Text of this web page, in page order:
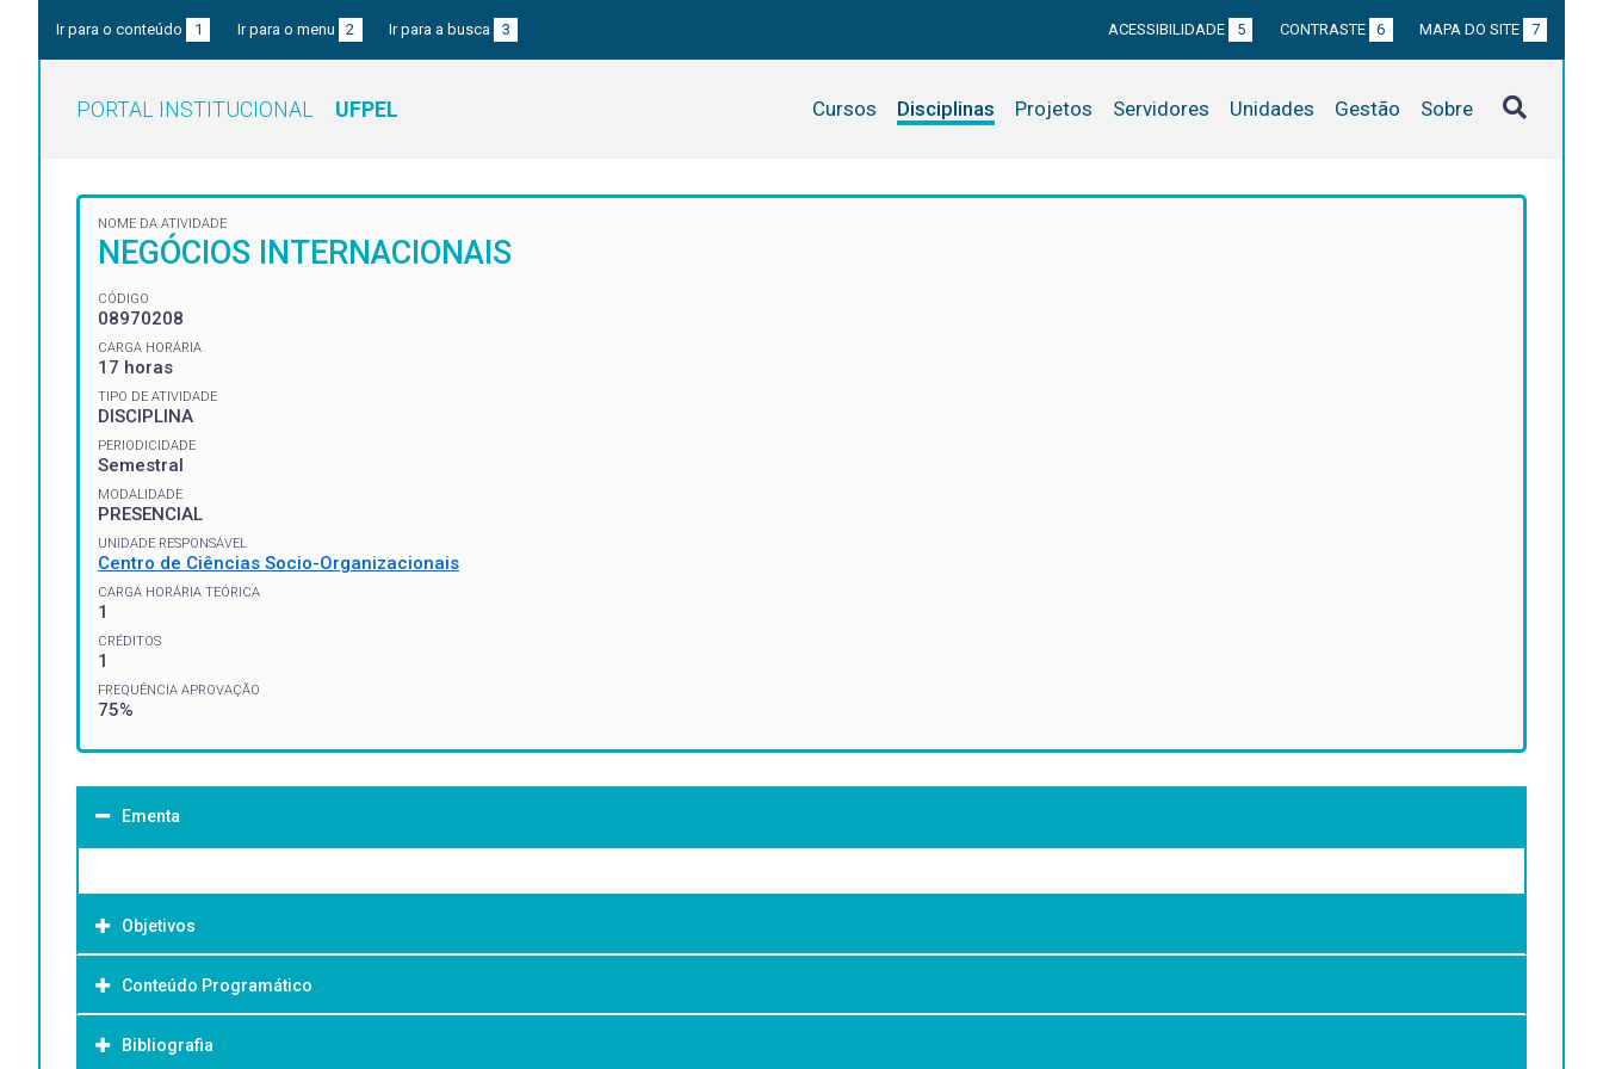
Ir para o conteúdo 1 Ir para o menu 2 Ir para a busca 3 ACESSIBILIDADE 5 CONTRASTE 6 MAPA DO SITE 7
PORTAL INSTITUCIONAL UFPEL Cursos Disciplinas Projetos Servidores Unidades Gestão Sobre
NOME DA ATIVIDADE
NEGÓCIOS INTERNACIONAIS
CÓDIGO
08970208
CARGA HORÁRIA
17 horas
TIPO DE ATIVIDADE
DISCIPLINA
PERIODICIDADE
Semestral
MODALIDADE
PRESENCIAL
UNIDADE RESPONSÁVEL
Centro de Ciências Socio-Organizacionais
CARGA HORÁRIA TEÓRICA
1
CRÉDITOS
1
FREQUÊNCIA APROVAÇÃO
75%
Ementa
Objetivos
Objetivo Geral:
Conteúdo Programático
Bibliografia